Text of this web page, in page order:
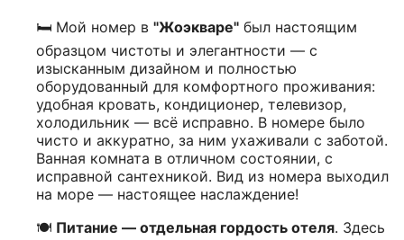
🛏️ Мой номер в "Жоэкваре" был настоящим
образцом чистоты и элегантности — с
изысканным дизайном и полностью
оборудованный для комфортного проживания:
удобная кровать, кондиционер, телевизор,
холодильник — всё исправно. В номере было
чисто и аккуратно, за ним ухаживали с заботой.
Ванная комната в отличном состоянии, с
исправной сантехникой. Вид из номера выходил
на море — настоящее наслаждение!
🍽️ Питание — отдельная гордость отеля. Здесь